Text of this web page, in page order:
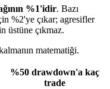
%1'idir. Bazı
%2'ye çıkar; agresifler
üstüne çıkmaz.
matematiği.
%50 drawdown'a kaç
trade